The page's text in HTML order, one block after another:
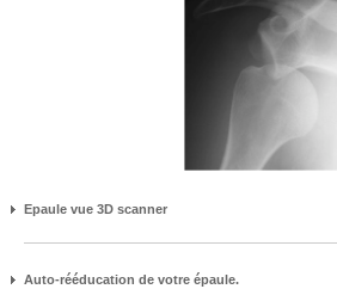
Epaule vue 3D scanner
Auto-rééducation de votre épaule.